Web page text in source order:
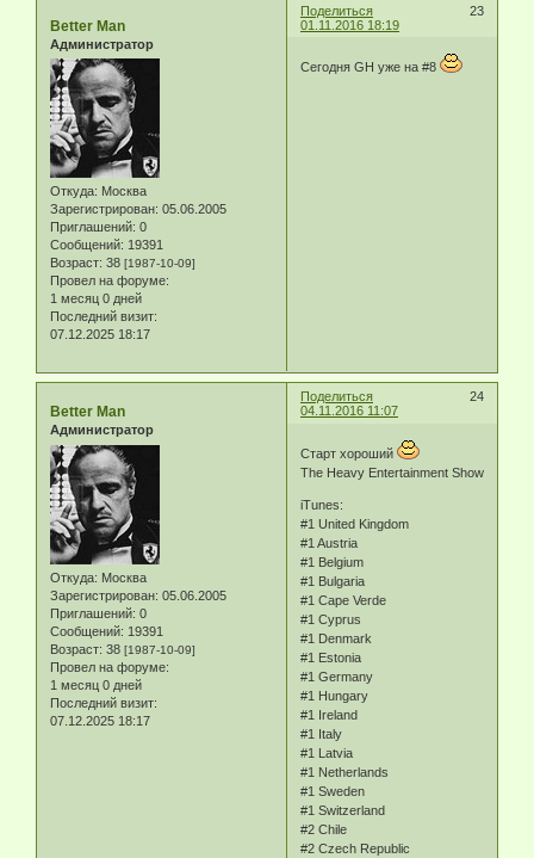
Поделиться
23
01.11.2016 18:19
Better Man
Администратор
Откуда: Москва
Зарегистрирован: 05.06.2005
Приглашений: 0
Сообщений: 19391
Возраст: 38 [1987-10-09]
Провел на форуме:
1 месяц 0 дней
Последний визит:
07.12.2025 18:17
Сегодня GH уже на #8
Поделиться
24
04.11.2016 11:07
Better Man
Администратор
Откуда: Москва
Зарегистрирован: 05.06.2005
Приглашений: 0
Сообщений: 19391
Возраст: 38 [1987-10-09]
Провел на форуме:
1 месяц 0 дней
Последний визит:
07.12.2025 18:17
Старт хороший
The Heavy Entertainment Show
iTunes:
#1 United Kingdom
#1 Austria
#1 Belgium
#1 Bulgaria
#1 Cape Verde
#1 Cyprus
#1 Denmark
#1 Estonia
#1 Germany
#1 Hungary
#1 Ireland
#1 Italy
#1 Latvia
#1 Netherlands
#1 Sweden
#1 Switzerland
#2 Chile
#2 Czech Republic